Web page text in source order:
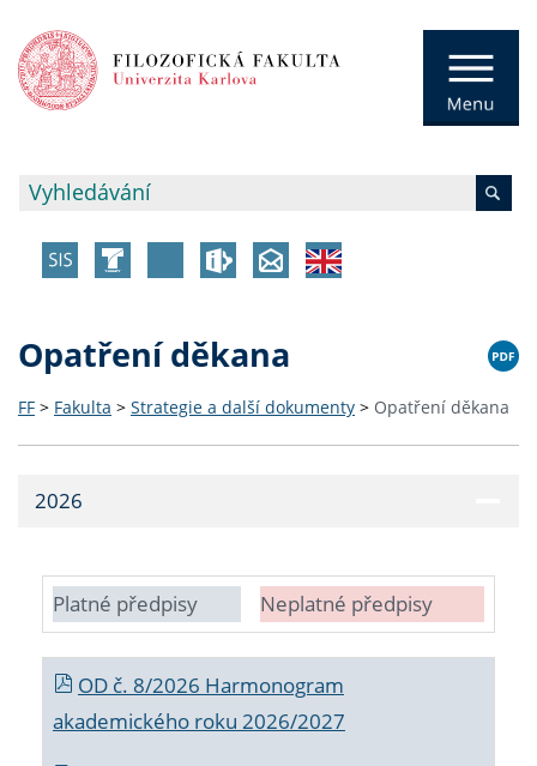
Opatření děkana
FF > Fakulta > Strategie a další dokumenty > Opatření děkana
2026
Platné předpisy Neplatné předpisy
OD č. 8/2026 Harmonogram
akademického roku 2026/2027